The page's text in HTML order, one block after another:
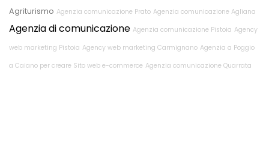
Agriturismo Agenzia comunicazione Prato Agenzia comunicazione Agliana
Agenzia di comunicazione Agenzia comunicazione Pistoia Agency
web marketing Pistoia Agency web marketing Carmignano Agenzia a Poggio
a Caiano per creare Sito web e-commerce Agenzia comunicazione Quarrata